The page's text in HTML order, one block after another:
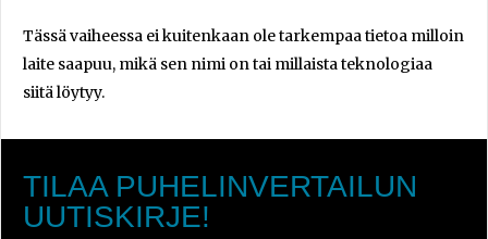
Tässä vaiheessa ei kuitenkaan ole tarkempaa tietoa milloin
laite saapuu, mikä sen nimi on tai millaista teknologiaa
siitä löytyy.
TILAA PUHELINVERTAILUN
UUTISKIRJE!